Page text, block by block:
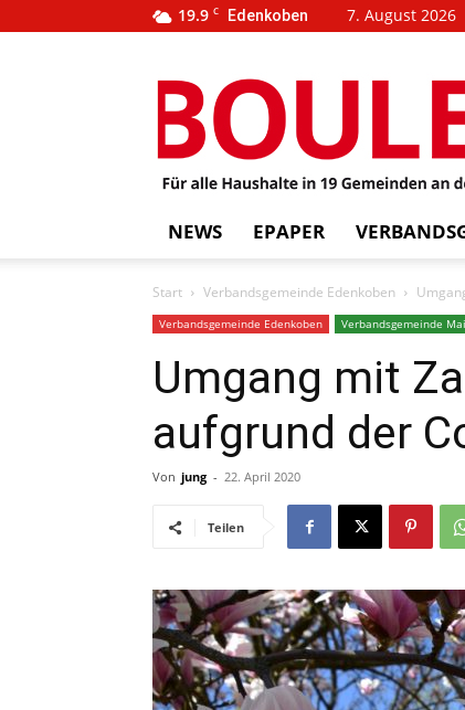
19.9 C Edenkoben 7. August 2026
NEWS EPAPER
Start Verbandsgemeinde Edenkoben
Verbandsgemeinde Edenkoben Verbandsgemeinde
Umgang mit
aufgrund der
Von jung - 22. April 2020
Teilen